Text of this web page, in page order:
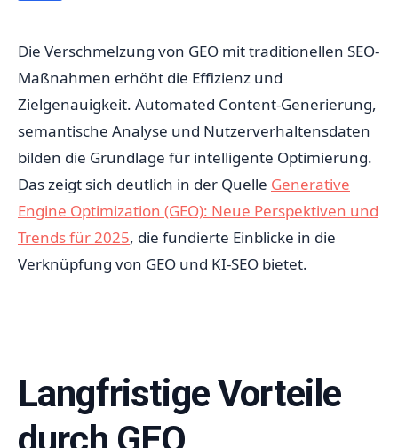
Die Verschmelzung von GEO mit traditionellen SEO-
Maßnahmen erhöht die Effizienz und
Zielgenauigkeit. Automated Content-Generierung,
semantische Analyse und Nutzerverhaltensdaten
bilden die Grundlage für intelligente Optimierung.
Das zeigt sich deutlich in der Quelle Generative
Engine Optimization (GEO): Neue Perspektiven und
Trends für 2025, die fundierte Einblicke in die
Verknüpfung von GEO und KI-SEO bietet.
Langfristige Vorteile